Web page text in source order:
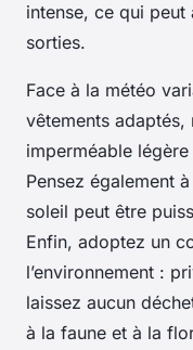
intense, ce qui
sorties.
Face à la météo
vêtements adaptés,
imperméable légère
Pensez également
soleil peut être
Enfin, adoptez un
l’environnement :
laissez aucun
à la faune et à la